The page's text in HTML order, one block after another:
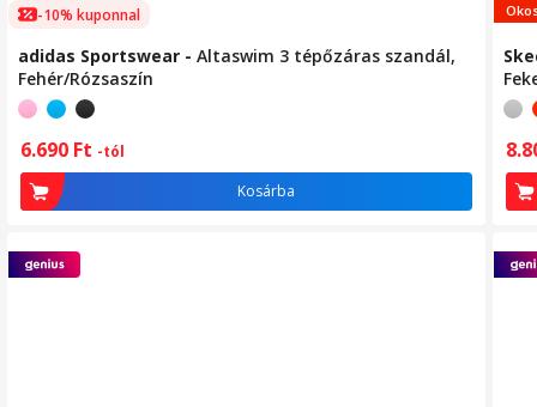
-10% kuponnal
adidas Sportswear - Altaswim 3 tépőzáras szandál,
Fehér/Rózsaszín
6.690 Ft -tól
Kosárba